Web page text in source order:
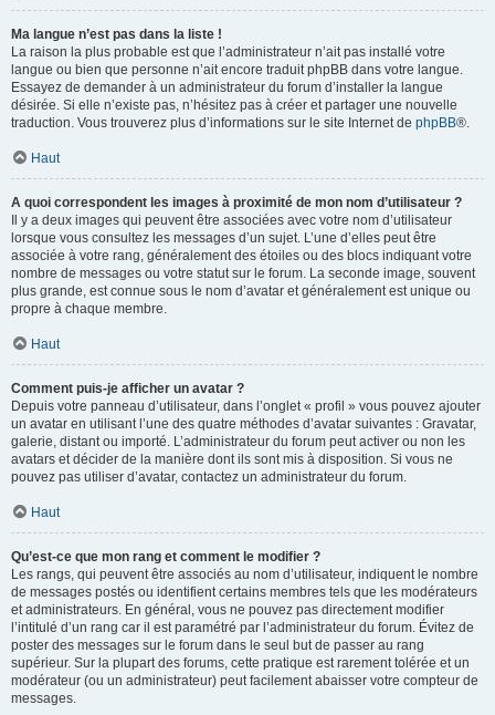
Ma langue n’est pas dans la liste !
La raison la plus probable est que l’administrateur n’ait pas installé votre
langue ou bien que personne n’ait encore traduit phpBB dans votre langue.
Essayez de demander à un administrateur du forum d’installer la langue
désirée. Si elle n’existe pas, n’hésitez pas à créer et partager une nouvelle
traduction. Vous trouverez plus d’informations sur le site Internet de phpBB®.
Haut
A quoi correspondent les images à proximité de mon nom d’utilisateur ?
Il y a deux images qui peuvent être associées avec votre nom d’utilisateur
lorsque vous consultez les messages d’un sujet. L’une d’elles peut être
associée à votre rang, généralement des étoiles ou des blocs indiquant votre
nombre de messages ou votre statut sur le forum. La seconde image, souvent
plus grande, est connue sous le nom d’avatar et généralement est unique ou
propre à chaque membre.
Haut
Comment puis-je afficher un avatar ?
Depuis votre panneau d’utilisateur, dans l’onglet « profil » vous pouvez ajouter
un avatar en utilisant l’une des quatre méthodes d’avatar suivantes : Gravatar,
galerie, distant ou importé. L’administrateur du forum peut activer ou non les
avatars et décider de la manière dont ils sont mis à disposition. Si vous ne
pouvez pas utiliser d’avatar, contactez un administrateur du forum.
Haut
Qu’est-ce que mon rang et comment le modifier ?
Les rangs, qui peuvent être associés au nom d’utilisateur, indiquent le nombre
de messages postés ou identifient certains membres tels que les modérateurs
et administrateurs. En général, vous ne pouvez pas directement modifier
l’intitulé d’un rang car il est paramétré par l’administrateur du forum. Évitez de
poster des messages sur le forum dans le seul but de passer au rang
supérieur. Sur la plupart des forums, cette pratique est rarement tolérée et un
modérateur (ou un administrateur) peut facilement abaisser votre compteur de
messages.